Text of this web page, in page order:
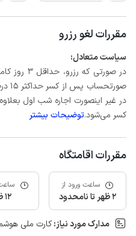
مقررات لغو رزرو
سیاست متعادل:
در صورتی
کسر می‌شود.توضیحات بیشتر
مقررات اقامتگاه
ساعت ورود از
2 ظهر تا نامحدود 12 ظهر
مدارک مورد نیاز:کارت ملی